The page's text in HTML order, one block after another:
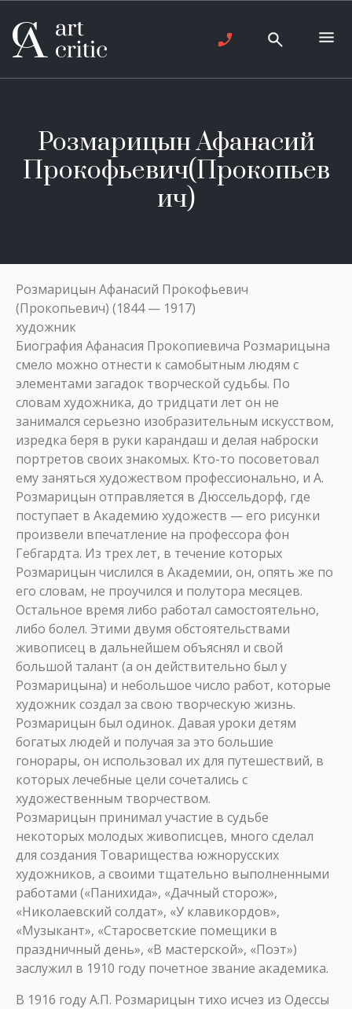
Розмарицын Афанасий
Прокофьевич(Прокопьев
ич)
Розмарицын Афанасий Прокофьевич
(Прокопьевич) (1844 — 1917)
художник
Биография Афанасия Прокопиевича Розмарицына
смело можно отнести к самобытным людям с
элементами загадок творческой судьбы. По
словам художника, до тридцати лет он не
занимался серьезно изобразительным искусством,
изредка беря в руки карандаш и делая наброски
портретов своих знакомых. Кто-то посоветовал
ему заняться художеством профессионально, и А.
Розмарицын отправляется в Дюссельдорф, где
поступает в Академию художеств — его рисунки
произвели впечатление на профессора фон
Гебгардта. Из трех лет, в течение которых
Розмарицын числился в Академии, он, опять же по
его словам, не проучился и полутора месяцев.
Остальное время либо работал самостоятельно,
либо болел. Этими двумя обстоятельствами
живописец в дальнейшем объяснял и свой
большой талант (а он действительно был у
Розмарицына) и небольшое число работ, которые
художник создал за свою творческую жизнь.
Розмарицын был одинок. Давая уроки детям
богатых людей и получая за это большие
гонорары, он использовал их для путешествий, в
которых лечебные цели сочетались с
художественным творчеством.
Розмарицын принимал участие в судьбе
некоторых молодых живописцев, много сделал
для создания Товарищества южнорусских
художников, а своими тщательно выполненными
работами («Панихида», «Дачный сторож»,
«Николаевский солдат», «У клавикордов»,
«Музыкант», «Старосветские помещики в
праздничный день», «В мастерской», «Поэт»)
заслужил в 1910 году почетное звание академика.
В 1916 году А.П. Розмарицын тихо исчез из Одессы